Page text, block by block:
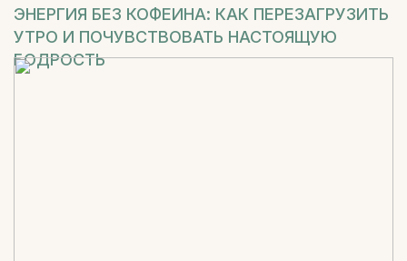
ЭНЕРГИЯ БЕЗ КОФЕИНА: КАК ПЕРЕЗАГРУЗИТЬ
УТРО И ПОЧУВСТВОВАТЬ НАСТОЯЩУЮ
БОДРОСТЬ